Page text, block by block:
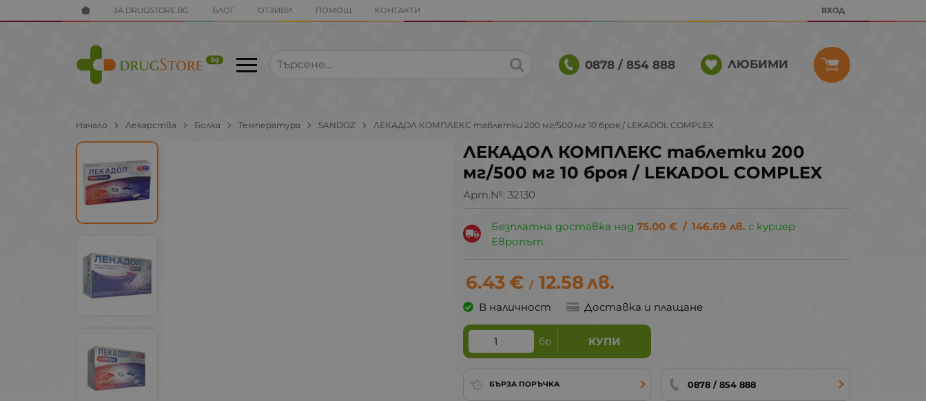
ЗА DRUGSTORE.BG БЛОГ ОТЗИВИ ПОМОЩ КОНТАКТИ ВХОД
0878 / 854 888 ЛЮБИМИ
Начало Лекарства Болка Температура SANDOZ ЛЕКАДОЛ КОМПЛЕКС таблетки 200 мг/500 мг 10 броя / LEKADOL COMPLEX
ЛЕКАДОЛ КОМПЛЕКС таблетки 200
мг/500 мг 10 броя / LEKADOL COMPLEX
Арт.№: 32130
Безплатна доставка над75.00 € / 146.69 лв. с куриер
Европът
6.43€ / 12.58лв.
В наличност Доставка и плащане
бр КУПИ
БЪРЗА ПОРЪЧКА 0878 / 854 888